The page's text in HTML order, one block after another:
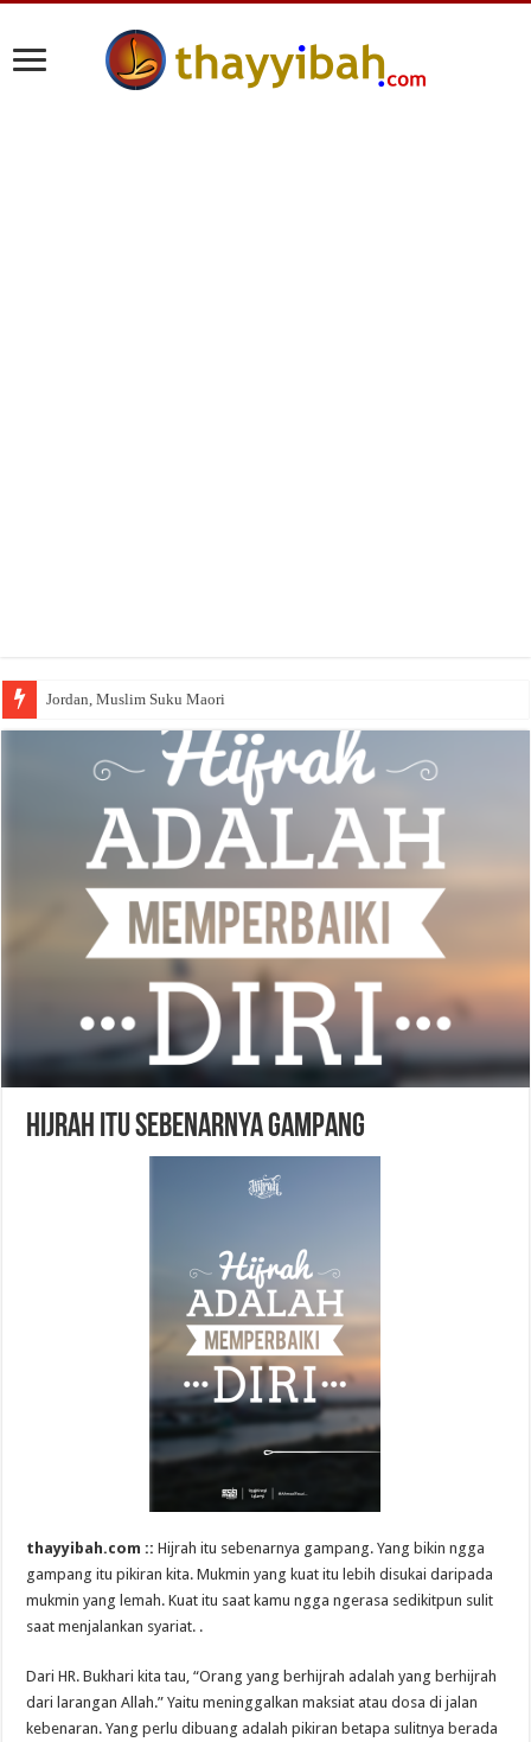
Jordan, Muslim Suku Maori
Hijrah itu Sebenarnya Gampang
thayyibah.com ::Hijrah itu sebenarnya gampang. Yang bikin ngga
gampang itu pikiran kita. Mukmin yang kuat itu lebih disukai daripada
mukmin yang lemah. Kuat itu saat kamu ngga ngerasa sedikitpun sulit
saat menjalankan syariat. .
Dari HR. Bukhari kita tau, “Orang yang berhijrah adalah yang berhijrah
dari larangan Allah.” Yaitu meninggalkan maksiat atau dosa di jalan
kebenaran. Yang perlu dibuang adalah pikiran betapa sulitnya berada